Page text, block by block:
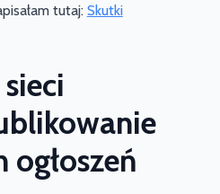
tutaj: Skutki
ogłoszeń